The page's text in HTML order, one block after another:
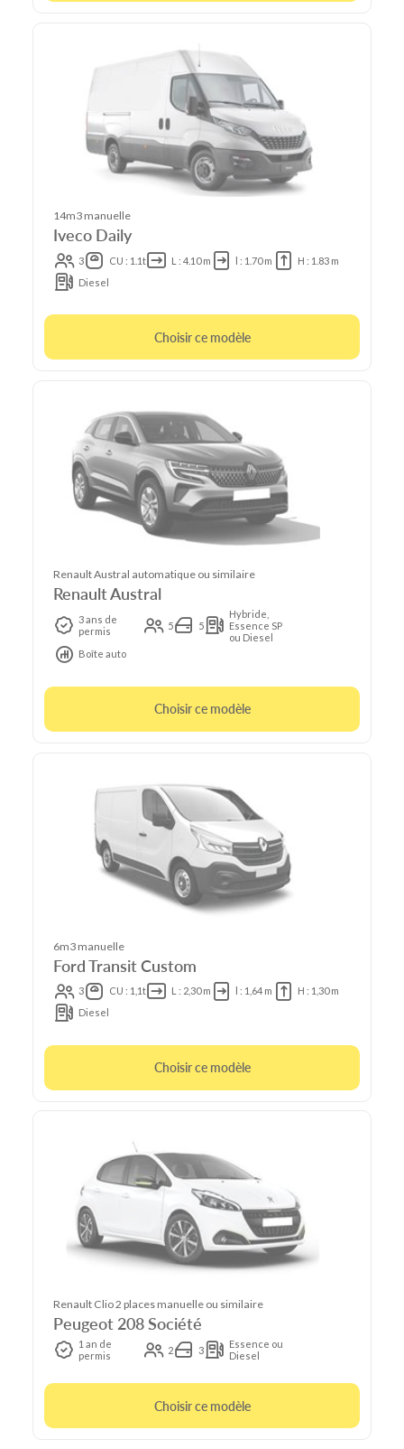
14m3 manuelle
Iveco Daily
3 CU : 1.1t L : 4.10 m l : 1.70 m
H : 1.83 m
Diesel
Choisir ce modèle
Renault Austral automatique ou similaire
Renault Austral
3 ans de
permis
5 5
Hybride,
Essence SP
ou Diesel
Boîte auto
Choisir ce modèle
6m3 manuelle
Ford Transit Custom
3 CU : 1,1t L : 2,30 m l : 1,64 m
H : 1,30 m
Diesel
Choisir ce modèle
Renault Clio 2 places manuelle ou similaire
Peugeot 208 Société
1 an de
permis
2 3
Essence ou
Diesel
Choisir ce modèle